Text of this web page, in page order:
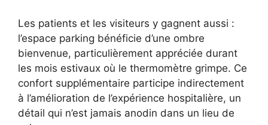
Les patients et les visiteurs y gagnent aussi :
l’espace parking bénéficie d’une ombre
bienvenue, particulièrement appréciée durant
les mois estivaux où le thermomètre grimpe. Ce
confort supplémentaire participe indirectement
à l’amélioration de l’expérience hospitalière, un
détail qui n’est jamais anodin dans un lieu de